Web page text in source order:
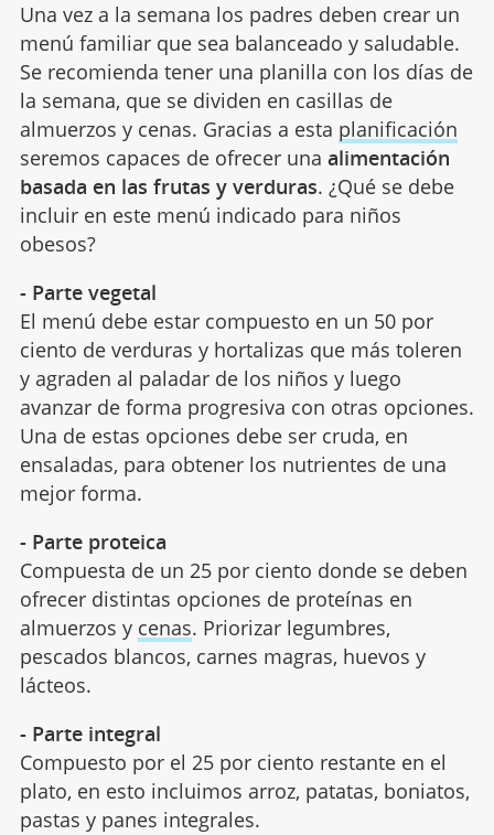
Una vez a la semana los padres deben crear un
menú familiar que sea balanceado y saludable.
Se recomienda tener una planilla con los días de
la semana, que se dividen en casillas de
almuerzos y cenas. Gracias a esta planificación
seremos capaces de ofrecer una alimentación
basada en las frutas y verduras. ¿Qué se debe
incluir en este menú indicado para niños
obesos?
- Parte vegetal
El menú debe estar compuesto en un 50 por
ciento de verduras y hortalizas que más toleren
y agraden al paladar de los niños y luego
avanzar de forma progresiva con otras opciones.
Una de estas opciones debe ser cruda, en
ensaladas, para obtener los nutrientes de una
mejor forma.
- Parte proteica
Compuesta de un 25 por ciento donde se deben
ofrecer distintas opciones de proteínas en
almuerzos y cenas. Priorizar legumbres,
pescados blancos, carnes magras, huevos y
lácteos.
- Parte integral
Compuesto por el 25 por ciento restante en el
plato, en esto incluimos arroz, patatas, boniatos,
pastas y panes integrales.